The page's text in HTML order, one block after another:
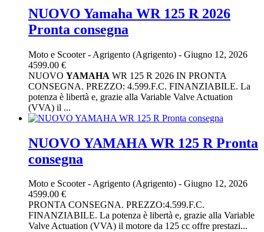
NUOVO Yamaha WR 125 R 2026
Pronta consegna
Moto e Scooter- Agrigento (Agrigento) - Giugno 12, 2026
4599.00 €
NUOVO YAMAHA WR 125 R 2026 IN PRONTA
CONSEGNA. PREZZO: 4.599.F.C. FINANZIABILE. La
potenza è libertà e, grazie alla Variable Valve Actuation
(VVA) il ...
NUOVO YAMAHA WR 125 R Pronta
consegna
Moto e Scooter-Agrigento (Agrigento) - Giugno 12, 2026
4599.00 €
PRONTA CONSEGNA. PREZZO:4.599.F.C.
FINANZIABILE. La potenza è libertà e, grazie alla Variable
Valve Actuation (VVA) il motore da 125 cc offre prestazi...